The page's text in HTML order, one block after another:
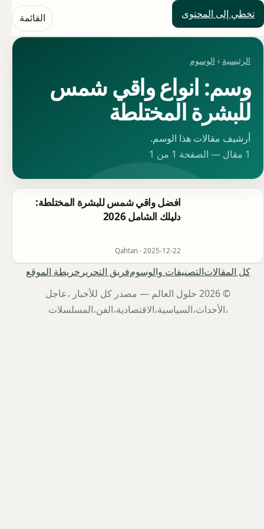
تخطي إلى المحتوى
حلول العالم القائمة
الرئيسية › الوسوم
وسم: انواع واقي شمس
للبشرة المختلطة
أرشيف مقالات هذا الوسم.
1 مقال — الصفحة 1 من 1
افضل واقي شمس للبشرة المختلطة:
دليلك الشامل 2026
Qahtan · 2025-12-22
كل المقالاتالتصنيفات والوسومفريق التحرير خريطة الموقع
© 2026 حلول العالم — مصدر كل للأخبار ،عاجل
،الأحداث،السياسية،الاقتصادية،الفن،المسلسلات